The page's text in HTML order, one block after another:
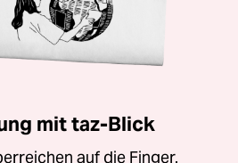
mit taz-Blick
auf die Finger.